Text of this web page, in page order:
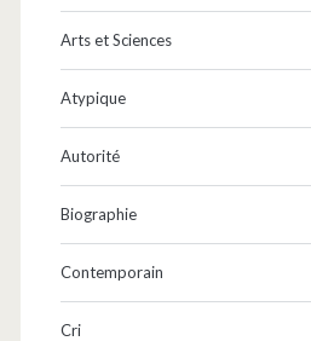
Arts et Sciences
Atypique
Autorité
Biographie
Contemporain
Cri